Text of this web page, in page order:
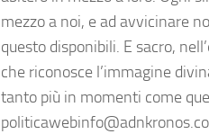
mezzo a noi, e ad avvicinare
questo disponibili. E sacro,
che riconosce l’immagine
tanto più in momenti come